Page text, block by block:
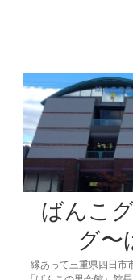
ばんこ
グ〜
縁あって三重県四日市